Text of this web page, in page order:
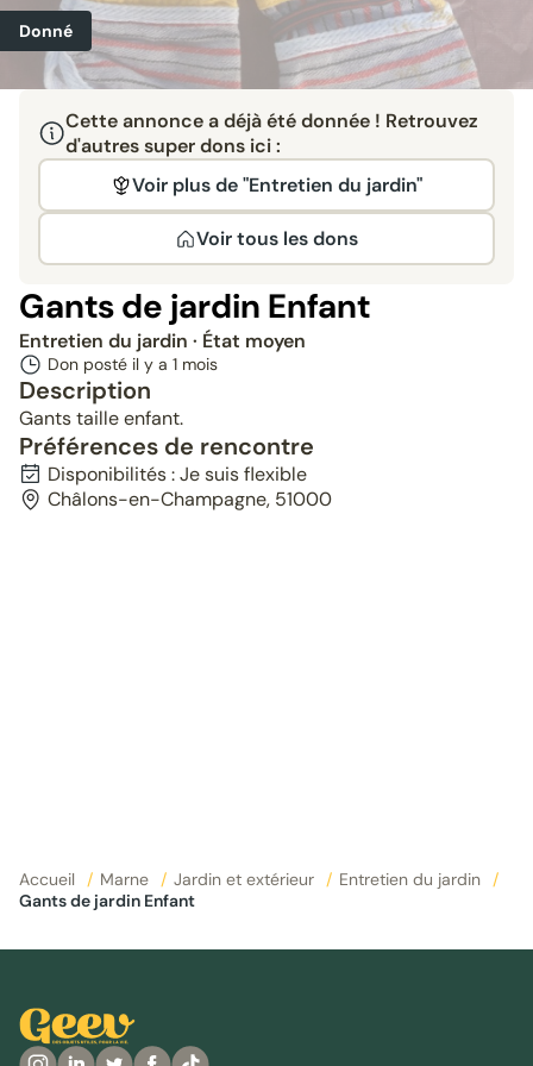
Donné
Cette annonce a déjà été donnée ! Retrouvez
d'autres super dons ici :
Voir plus de "Entretien du jardin"
Voir tous les dons
Gants de jardin Enfant
Entretien du jardin · État moyen
Don posté il y a 1 mois
Description
Gants taille enfant.
Préférences de rencontre
Disponibilités : Je suis flexible
Châlons-en-Champagne, 51000
Accueil / Marne / Jardin et extérieur / Entretien du jardin
/
Gants de jardin Enfant